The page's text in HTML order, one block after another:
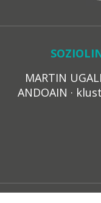
MARTIN
ANDOAIN ·